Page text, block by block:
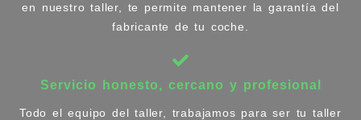
en nuestro taller, te permite mantener la garantía del
fabricante de tu coche.
Servicio honesto, cercano y profesional
Todo el equipo del taller, trabajamos para ser tu taller